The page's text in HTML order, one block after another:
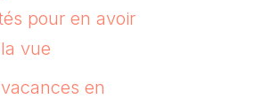
pour en avoir
vue
en